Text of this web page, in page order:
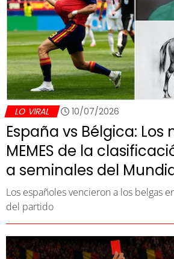
LO VIRAL 10/07/2026
España vs Bélgica: Los
MEMES de la
a seminales del
Los españoles vencieron a los belgas
del partido